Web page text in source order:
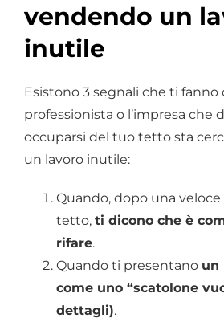
vendendo un
inutile
Esistono 3 segnali che ti fanno
professionista o l’impresa che
occuparsi del tuo tetto sta
un lavoro inutile:
Quando, dopo una
tetto, ti dicono che è
rifare.
Quando ti presentano un
come uno “scatolone
dettagli).